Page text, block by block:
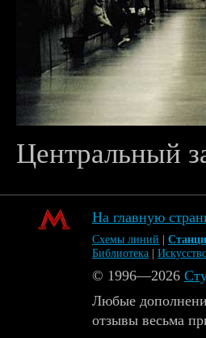
Центральный
На главную
Схемы линий
Библиотека
© 1996—2026
Любые
отзывы весьма